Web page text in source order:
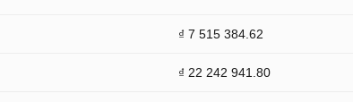
₫ 7 515 384.62
₫ 22 242 941.80